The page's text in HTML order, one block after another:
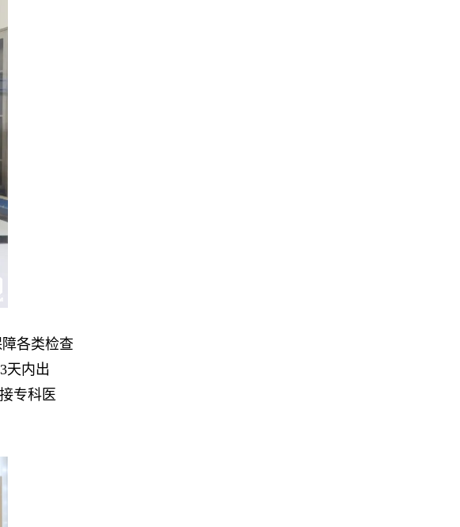
各类检查
天内出
专科医